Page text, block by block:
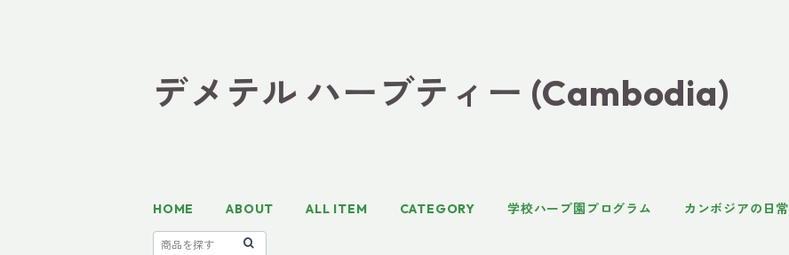
デメテル ハーブティー (Cambodia)
HOME ABOUT ALL ITEM CATEGORY 学校ハーブ園プログラム カンボジアの日常